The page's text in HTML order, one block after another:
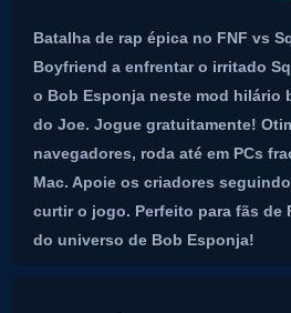
Batalha de rap épica no FNF vs
Boyfriend a enfrentar o irritado
o Bob Esponja neste mod hilário
do Joe. Jogue gratuitamente!
navegadores, roda até em PCs
Mac. Apoie os criadores
curtir o jogo. Perfeito para fãs de
do universo de Bob Esponja!